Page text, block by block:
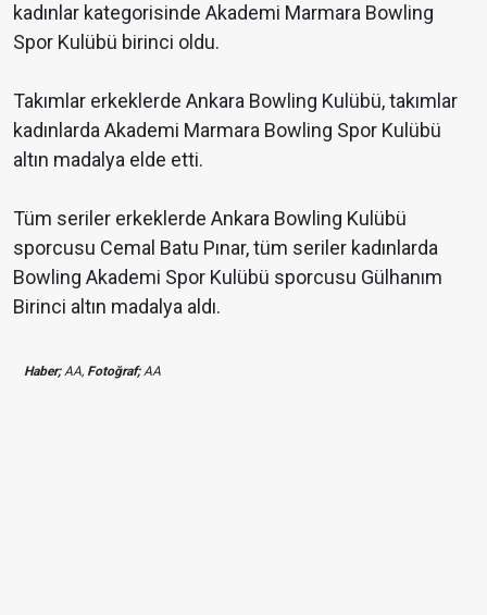
kadınlar kategorisinde Akademi Marmara Bowling
Spor Kulübü birinci oldu.
Takımlar erkeklerde Ankara Bowling Kulübü, takımlar
kadınlarda Akademi Marmara Bowling Spor Kulübü
altın madalya elde etti.
Tüm seriler erkeklerde Ankara Bowling Kulübü
sporcusu Cemal Batu Pınar, tüm seriler kadınlarda
Bowling Akademi Spor Kulübü sporcusu Gülhanım
Birinci altın madalya aldı.
Haber;AA, Fotoğraf;AA